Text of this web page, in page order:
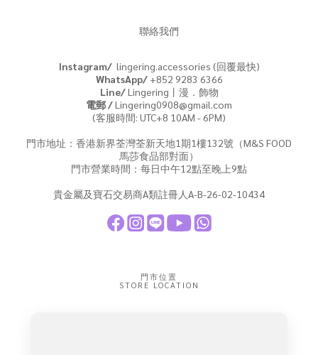
聯絡我們
Instagram/ lingering.accessories (回覆最快)
WhatsApp/+852 9283 6366
Line/Lingering丨漫．飾物
電郵 /Lingering0908@gmail.com
(客服時間: UTC+8 10AM - 6PM)
門市地址：香港新界荃灣荃新天地1期1樓132號（M&S FOOD
馬莎食品部對面）
門市營業時間：每日中午12點至晚上9點
貴金屬及寶石交易商A類註冊人A-B-26-02-10434
門市位置
STORE LOCATION